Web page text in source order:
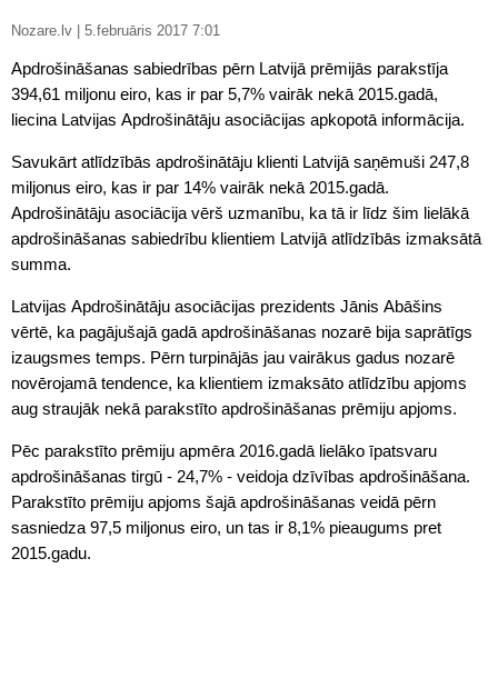
Nozare.lv | 5.februāris 2017 7:01
Apdrošināšanas sabiedrības pērn Latvijā prēmijās parakstīja
394,61 miljonu eiro, kas ir par 5,7% vairāk nekā 2015.gadā,
liecina Latvijas Apdrošinātāju asociācijas apkopotā informācija.
Savukārt atlīdzībās apdrošinātāju klienti Latvijā saņēmuši 247,8
miljonus eiro, kas ir par 14% vairāk nekā 2015.gadā.
Apdrošinātāju asociācija vērš uzmanību, ka tā ir līdz šim lielākā
apdrošināšanas sabiedrību klientiem Latvijā atlīdzībās izmaksātā
summa.
Latvijas Apdrošinātāju asociācijas prezidents Jānis Abāšins
vērtē, ka pagājušajā gadā apdrošināšanas nozarē bija saprātīgs
izaugsmes temps. Pērn turpinājās jau vairākus gadus nozarē
novērojamā tendence, ka klientiem izmaksāto atlīdzību apjoms
aug straujāk nekā parakstīto apdrošināšanas prēmiju apjoms.
Pēc parakstīto prēmiju apmēra 2016.gadā lielāko īpatsvaru
apdrošināšanas tirgū - 24,7% - veidoja dzīvības apdrošināšana.
Parakstīto prēmiju apjoms šajā apdrošināšanas veidā pērn
sasniedza 97,5 miljonus eiro, un tas ir 8,1% pieaugums pret
2015.gadu.